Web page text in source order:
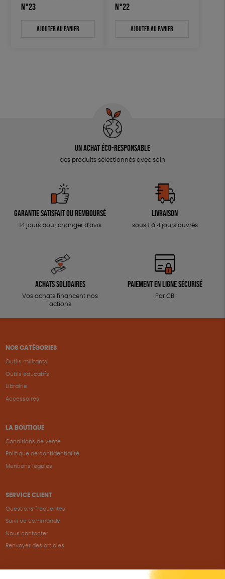
N°23
Ajouter au panier
N°22
Ajouter au panier
Un achat éco-responsable
des produits sélectionnés avec soin
Garantie satisfait ou remboursé
14 jours pour changer d'avis
Livraison
sous 1 à 4 jours ouvrés
Achats solidaires
Vos achats financent nos
actions
Paiement en ligne sécurisé
Par CB
NOS CATÉGORIES
Outils militants
Outils éducatifs
Librairie
Accessoires
LA BOUTIQUE
Conditions de vente
Politique de confidentialité
Mentions légales
SERVICE CLIENT
Questions fréquentes
Suivi de commande
Nous contacter
Renvoyer des articles